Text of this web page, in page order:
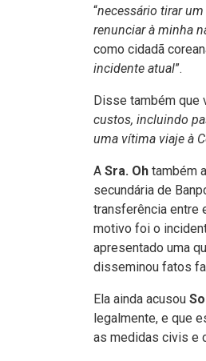
“necessário tirar
renunciar à minha
como cidadã
incidente atual”.
Disse também que
custos, incluindo
uma vítima viaje à
A Sra. Oh também
secundária de
transferência entre
motivo foi o
apresentado uma
disseminou fatos
Ela ainda acusou
legalmente, e que
as medidas civis e